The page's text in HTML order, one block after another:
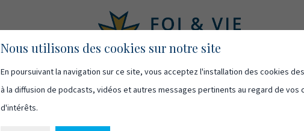
Podcasts Vidéos Qui sommes-nous Ressources
Nous utilisons des cookies sur notre site
En poursuivant la navigation sur ce site, vous acceptez l'installation des cookies
à la diffusion de podcasts, vidéos et autres messages pertinents au regard de vos
d'intérêts.